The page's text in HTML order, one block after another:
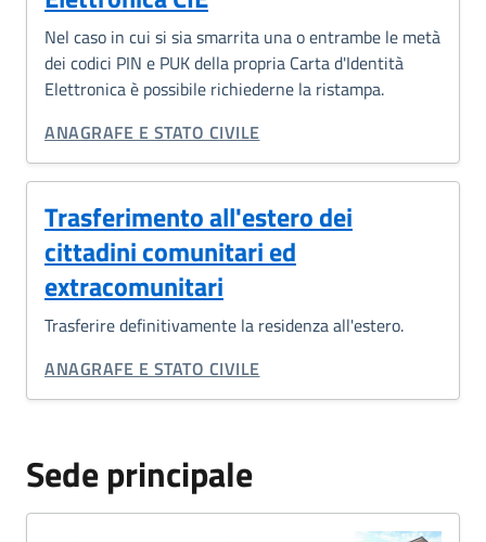
Nel caso in cui si sia smarrita una o entrambe le metà
dei codici PIN e PUK della propria Carta d'Identità
Elettronica è possibile richiederne la ristampa.
CATEGORIA CORRELATA:
ANAGRAFE E STATO CIVILE
Trasferimento all'estero dei
cittadini comunitari ed
extracomunitari
Trasferire definitivamente la residenza all'estero.
CATEGORIA CORRELATA:
ANAGRAFE E STATO CIVILE
Sede principale